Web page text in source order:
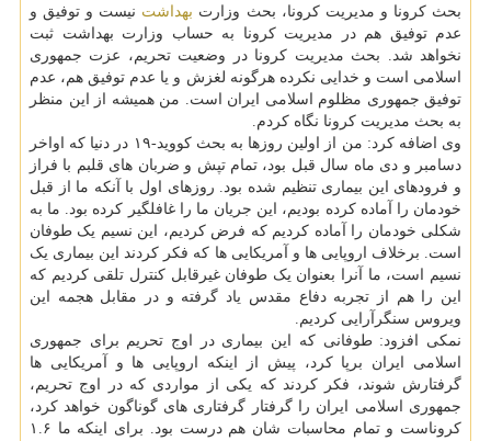
بحث کرونا و مدیریت کرونا، بحث وزارت بهداشت نیست و توفیق و
عدم توفیق هم در مدیریت کرونا به حساب وزارت بهداشت ثبت
نخواهد شد. بحث مدیریت کرونا در وضعیت تحریم، عزت جمهوری
اسلامی است و خدایی نکرده هرگونه لغزش و یا عدم توفیق هم، عدم
توفیق جمهوری مظلوم اسلامی ایران است. من همیشه از این منظر
به بحث مدیریت کرونا نگاه کردم.
وی اضافه کرد: من از اولین روزها به بحث کووید-۱۹ در دنیا که اواخر
دسامبر و دی ماه سال قبل بود، تمام تپش و ضربان های قلبم با فراز
و فرودهای این بیماری تنظیم شده بود. روزهای اول با آنکه ما از قبل
خودمان را آماده کرده بودیم، این جریان ما را غافلگیر کرده بود. ما به
شکلی خودمان را آماده کردیم که فرض کردیم، این نسیم یک طوفان
است. برخلاف اروپایی ها و آمریکایی ها که فکر کردند این بیماری یک
نسیم است، ما آنرا بعنوان یک طوفان غیرقابل کنترل تلقی کردیم که
این را هم از تجربه دفاع مقدس یاد گرفته و در مقابل هجمه این
ویروس سنگرآرایی کردیم.
نمکی افزود: طوفانی که این بیماری در اوج تحریم برای جمهوری
اسلامی ایران برپا کرد، پیش از اینکه اروپایی ها و آمریکایی ها
گرفتارش شوند، فکر کردند که یکی از مواردی که در اوج تحریم،
جمهوری اسلامی ایران را گرفتار گرفتاری های گوناگون خواهد کرد،
کروناست و تمام محاسبات شان هم درست بود. برای اینکه ما ۱.۶